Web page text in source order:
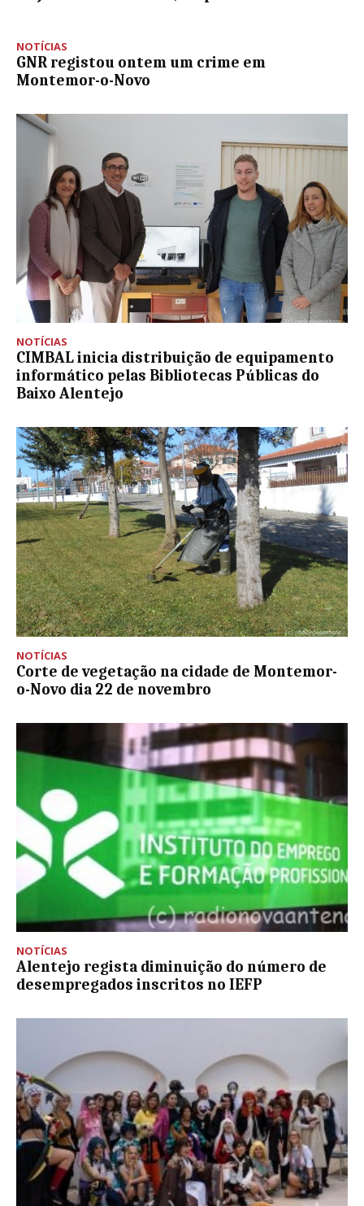
NOTÍCIAS
GNR registou ontem um crime em
Montemor-o-Novo
NOTÍCIAS
CIMBAL inicia distribuição de equipamento
informático pelas Bibliotecas Públicas do
Baixo Alentejo
NOTÍCIAS
Corte de vegetação na cidade de Montemor-
o-Novo dia 22 de novembro
NOTÍCIAS
Alentejo regista diminuição do número de
desempregados inscritos no IEFP